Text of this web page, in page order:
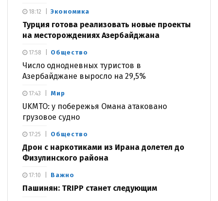
Экономика
Турция готова реализовать новые проекты
на месторождениях Азербайджана
18:12
Общество
Число однодневных туристов в
Азербайджане выросло на 29,5%
17:58
Мир
UKMTO: у побережья Омана атаковано
грузовое судно
17:43
Общество
Дрон с наркотиками из Ирана долетел до
Физулинского района
17:25
Важно
Пашинян: TRIPP станет следующим
17:10